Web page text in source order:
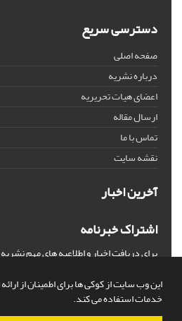
این وب سایت از کوکی ها برای اطمینان از
خدمات استفاده می کند.
دسترسی سریع
صفحه اصلی
درباره نشریه
اعضای هیات تحریریه
ارسال مقاله
تماس با ما
نقشه سایت
آخرین اخبار
اشتراک خبرنامه
برای دریافت اخبار و اطلاعیه های مهم